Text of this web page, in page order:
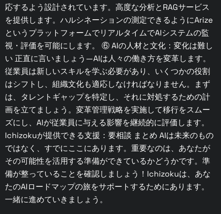
応するよう設計されています。高度な分析とRAGサービス
を提供します。ハルシネーションの測定できるようにArize
というプラットフォームでリアルタイムでAIシステムの監
視・評価を可能にします。 ⑥ AIの人材と文化：変化は難し
い 正直に言いましょう—AIは人々の働き方を変革します。
従業員は新しいスキルを学ぶ必要があり、いくつかの役割
はシフトし、組織文化も適応しなければなりません。まず
は、タレントギャップを特定し、それに対処するための計
画を立てましょう。変革管理戦略を実施して移行をスムー
ズにし、AIが従業員に与える影響を継続的に評価します。
Ichizokuが提供できる支援：要相談 まとめ AIは未来のもの
ではなく、すでにここにあります。重要なのは、あなたが
その可能性を活用する準備ができているかどうかです。準
備が整っていることを確認しましょう！Ichizokuは、あな
たのAIロードマップの旅をサポートするためにあります。
一緒に進めていきましょう。